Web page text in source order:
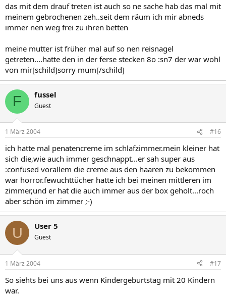
das mit dem drauf treten ist auch so ne sache hab das mal mit
meinem gebrochenen zeh..seit dem räum ich mir abneds
immer nen weg frei zu ihren betten
meine mutter ist früher mal auf so nen reisnagel
getreten....hatte den in der ferse stecken 8o :sn7 der war wohl
von mir[schild]sorry mum[/schild]
F fussel
Guest
1 März 2004 #16
ich hatte mal penatencreme im schlafzimmer.mein kleiner hat
sich die,wie auch immer geschnappt...er sah super aus
:confused vorallem die creme aus den haaren zu bekommen
war horror.fewuchttücher hatte ich bei meinen mittleren im
zimmer,und er hat die auch immer aus der box geholt...roch
aber schön im zimmer ;-)
U User 5
Guest
1 März 2004 #17
So siehts bei uns aus wenn Kindergeburtstag mit 20 Kindern
war.